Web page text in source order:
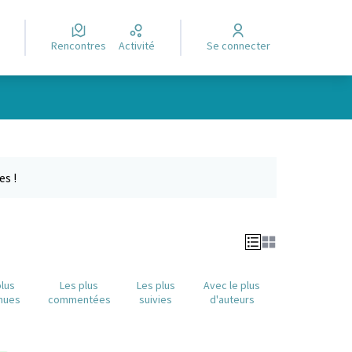
Rencontres Activité Se connecter
!
Les plus
commentées
Les plus
suivies
Avec le plus
d'auteurs